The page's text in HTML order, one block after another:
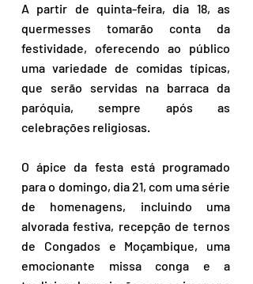
A partir de quinta-feira, dia 18, as
quermesses tomarão conta da
festividade, oferecendo ao público
uma variedade de comidas típicas,
que serão servidas na barraca da
paróquia, sempre após as
celebrações religiosas.
O ápice da festa está programado
para o domingo, dia 21, com uma série
de homenagens, incluindo uma
alvorada festiva, recepção de ternos
de Congados e Moçambique, uma
emocionante missa conga e a